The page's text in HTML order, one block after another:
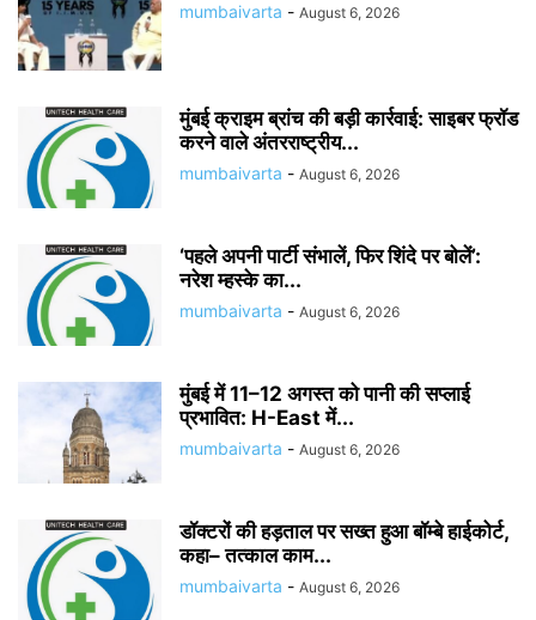
mumbaivarta - August 6, 2026
मुंबई क्राइम ब्रांच की बड़ी कार्रवाई: साइबर फ्रॉड
करने वाले अंतरराष्ट्रीय...
mumbaivarta - August 6, 2026
‘पहले अपनी पार्टी संभालें, फिर शिंदे पर बोलें’:
नरेश म्हस्के का...
mumbaivarta - August 6, 2026
मुंबई में 11–12 अगस्त को पानी की सप्लाई
प्रभावित: H-East में...
mumbaivarta - August 6, 2026
डॉक्टरों की हड़ताल पर सख्त हुआ बॉम्बे हाईकोर्ट,
कहा– तत्काल काम...
mumbaivarta - August 6, 2026